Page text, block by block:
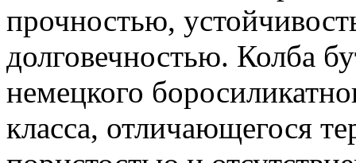
прочностью,
долговечностью. Колба
немецкого
класса, отличающегося